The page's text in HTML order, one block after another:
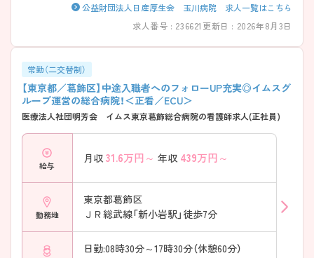
公益財団法人日産厚生会 玉川病院 求人一覧はこちら
求人番号 : 236621 更新日 : 2026年8月3日
常勤（二交替制）
【東京都／葛飾区】中途入職者へのフォローUP充実◎イムスグ
ループ運営の総合病院！＜正看／ECU＞
医療法人社団明芳会 イムス東京葛飾総合病院の看護師求人(正社員)
給与
月収 31.6万円～ 年収 439万円～
勤務地
東京都葛飾区
ＪＲ総武線「新小岩駅」徒歩7分
日勤:08時30分～17時30分（休憩60分）